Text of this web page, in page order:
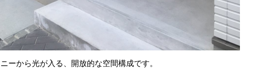
ーから光が入る、開放的な空間構成です。